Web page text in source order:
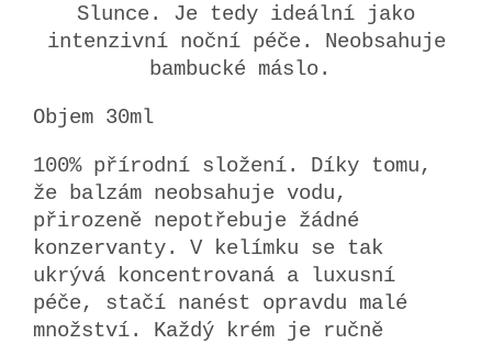
Slunce. Je tedy ideální jako
intenzivní noční péče. Neobsahuje
bambucké máslo.
Objem 30ml
100% přírodní složení. Díky tomu,
že balzám neobsahuje vodu,
přirozeně nepotřebuje žádné
konzervanty. V kelímku se tak
ukrývá koncentrovaná a luxusní
péče, stačí nanést opravdu malé
množství. Každý krém je ručně